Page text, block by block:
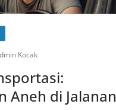
Kocak
Aneh di Jalanan